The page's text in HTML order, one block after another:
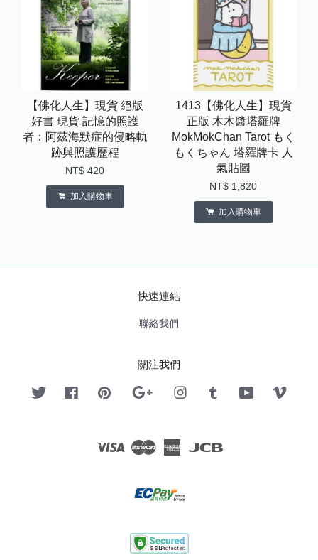
【佛化人生】現貨 絕版
好書 現貨 記憶的照護
者：阿茲海默症的侵略軌
跡與照護歷程
NT$ 420
加入購物車
1413【佛化人生】現貨
正版 木木醬塔羅牌
MokMokChan Tarot もく
もくちゃん 塔羅牌卡 人
氣貼圖
NT$ 1,820
加入購物車
快速連結
聯絡我們
關注我們
Twitter FacebookPinterest Google InstagramTumblr YouTube
Visa Master American